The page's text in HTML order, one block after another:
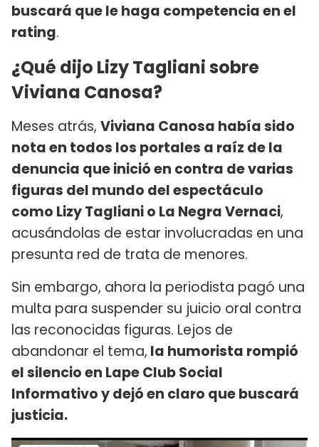
buscará que le haga competencia en el
rating.
¿Qué dijo Lizy Tagliani sobre
Viviana Canosa?
Meses atrás, Viviana Canosa había sido
nota en todos los portales a raíz de la
denuncia que inició en contra de varias
figuras del mundo del espectáculo
como Lizy Tagliani o La Negra Vernaci,
acusándolas de estar involucradas en una
presunta red de trata de menores.
Sin embargo, ahora la periodista pagó una
multa para suspender su juicio oral contra
las reconocidas figuras. Lejos de
abandonar el tema, la humorista rompió
el silencio en Lape Club Social
Informativo y dejó en claro que buscará
justicia.